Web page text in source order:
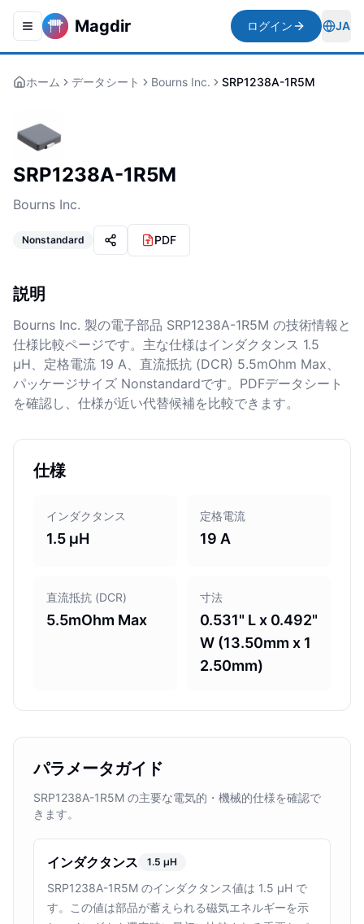
Toggle navigation menu
Magdir ログイン JA
ホーム データシート Bourns Inc. SRP1238A-1R5M
SRP1238A-1R5M
Bourns Inc.
Nonstandard PDF
説明
Bourns Inc. 製の電子部品 SRP1238A-1R5M の技術情報と
仕様比較ページです。主な仕様はインダクタンス 1.5
µH、定格電流 19 A、直流抵抗 (DCR) 5.5mOhm Max、
パッケージサイズ Nonstandardです。PDFデータシート
を確認し、仕様が近い代替候補を比較できます。
仕様
インダクタンス
1.5 µH
定格電流
19 A
直流抵抗 (DCR)
5.5mOhm Max
寸法
0.531" L x 0.492"
W (13.50mm x 1
2.50mm)
パラメータガイド
SRP1238A-1R5M の主要な電気的・機械的仕様を確認で
きます。
インダクタンス 1.5 µH
SRP1238A-1R5M のインダクタンス値は 1.5 µH で
す。この値は部品が蓄えられる磁気エネルギーを示